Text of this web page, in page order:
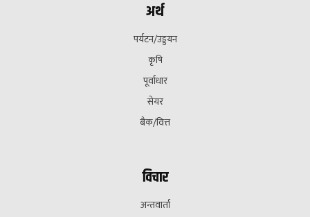
अर्थ
पर्यटन/उड्डयन
कृषि
पूर्वाधार
सेयर
बैक/वित्त
विचार
अन्तवार्ता